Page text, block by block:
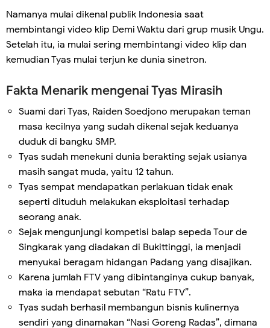
Namanya mulai dikenal publik Indonesia saat
membintangi video klip Demi Waktu dari grup musik Ungu.
Setelah itu, ia mulai sering membintangi video klip dan
kemudian Tyas mulai terjun ke dunia sinetron.
Fakta Menarik mengenai Tyas Mirasih
Suami dari Tyas, Raiden Soedjono merupakan teman
masa kecilnya yang sudah dikenal sejak keduanya
duduk di bangku SMP.
Tyas sudah menekuni dunia berakting sejak usianya
masih sangat muda, yaitu 12 tahun.
Tyas sempat mendapatkan perlakuan tidak enak
seperti dituduh melakukan eksploitasi terhadap
seorang anak.
Sejak mengunjungi kompetisi balap sepeda Tour de
Singkarak yang diadakan di Bukittinggi, ia menjadi
menyukai beragam hidangan Padang yang disajikan.
Karena jumlah FTV yang dibintanginya cukup banyak,
maka ia mendapat sebutan “Ratu FTV”.
Tyas sudah berhasil membangun bisnis kulinernya
sendiri yang dinamakan “Nasi Goreng Radas”, dimana